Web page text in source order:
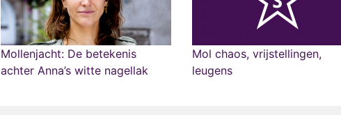
Mollenjacht: De betekenis
achter Anna’s witte nagellak
Mol chaos, vrijstellingen,
leugens